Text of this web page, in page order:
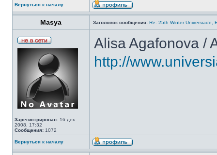
Вернуться к началу
Masya Заголовок сообщения: Re: 25th Winter Universiade,
Зарегистрирован: 16 дек
2008, 17:32
Сообщения: 1072
Alisa Agafonova /
http://
Вернуться к началу